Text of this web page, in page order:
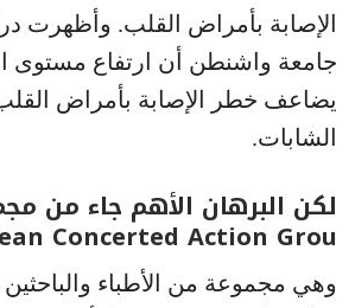
الإصابة بأمراض القلب. وأظهرت
جامعة واشنطن أن ارتفاع مستوى
يضاعف خطر الإصابة بأمراض
الشابات.
لكن البرهان الأهم جاء من
Concerted Action Grou